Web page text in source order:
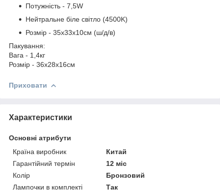
Потужність - 7,5W
Нейтральне біле світло (4500K)
Розмір - 35x33х10см (ш/д/в)
Пакування:
Вага - 1,4кг
Розмір - 36x28x16см
Приховати
Характеристики
Основні атрибути
Країна виробник
Китай
Гарантійний термін
12 міс
Колір
Бронзовий
Лампочки в комплекті
Так